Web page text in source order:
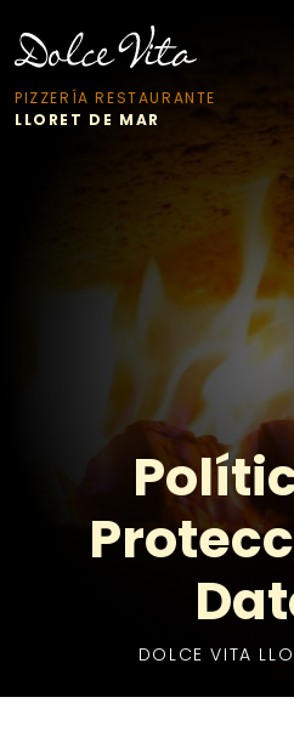
PIZZERÍA RESTAURANTE
LLORET DE MAR
DOLCE VITA